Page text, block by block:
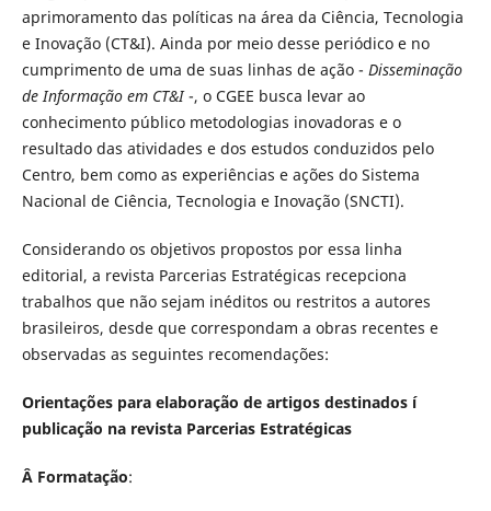
aprimoramento das políticas na área da Ciência, Tecnologia
e Inovação (CT&I). Ainda por meio desse periódico e no
cumprimento de uma de suas linhas de ação - Disseminação
de Informação em CT&I-, o CGEE busca levar ao
conhecimento público metodologias inovadoras e o
resultado das atividades e dos estudos conduzidos pelo
Centro, bem como as experiências e ações do Sistema
Nacional de Ciência, Tecnologia e Inovação (SNCTI).
Considerando os objetivos propostos por essa linha
editorial, a revista Parcerias Estratégicas recepciona
trabalhos que não sejam inéditos ou restritos a autores
brasileiros, desde que correspondam a obras recentes e
observadas as seguintes recomendações:
Orientações para elaboração de artigos destinados í
publicação na revista Parcerias Estratégicas
Â Formatação: